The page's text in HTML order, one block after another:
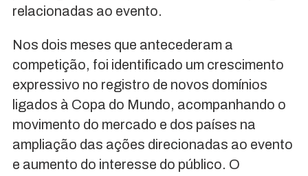
relacionadas ao evento.
Nos dois meses que antecederam a
competição, foi identificado um crescimento
expressivo no registro de novos domínios
ligados à Copa do Mundo, acompanhando o
movimento do mercado e dos países na
ampliação das ações direcionadas ao evento
e aumento do interesse do público. O